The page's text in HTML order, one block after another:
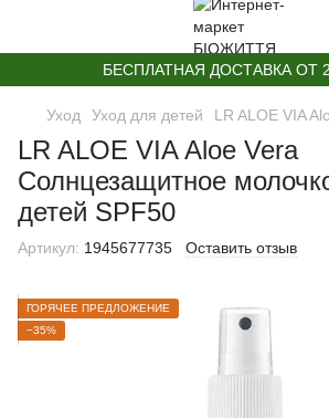
БЕСПЛАТНАЯ ДОСТАВКА ОТ
Уход Уход для детей LR ALOE VIA
LR ALOE VIA Aloe Vera
Солнцезащитное
детей SPF50
Артикул: 1945677735 Оставить отзыв
ГОРЯЧЕЕ ПРЕДЛОЖЕНИЕ
−35%